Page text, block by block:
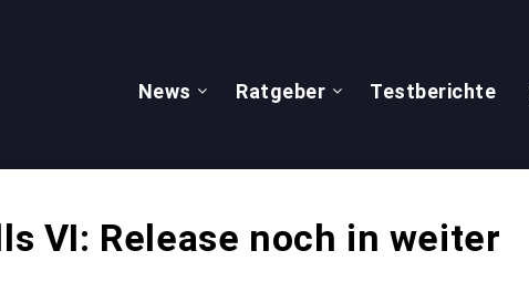
News Ratgeber Testberichte
VI: Release noch in weiter